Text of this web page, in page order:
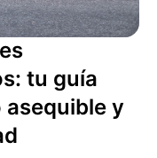
tu guía
y